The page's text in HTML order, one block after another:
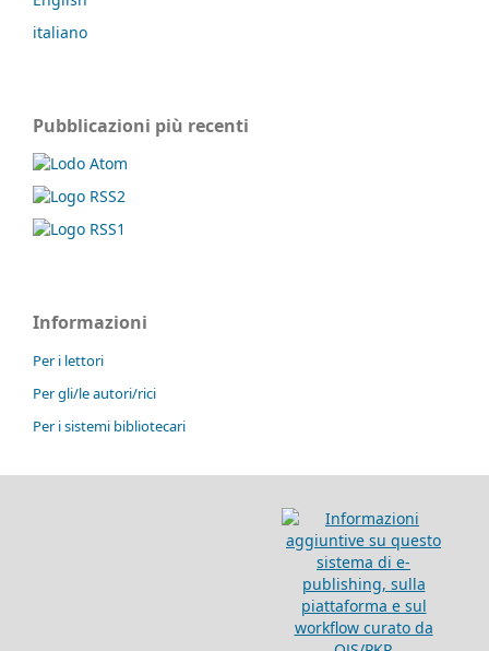
italiano
Pubblicazioni più recenti
Informazioni
Per i lettori
Per gli/le autori/rici
Per i sistemi bibliotecari